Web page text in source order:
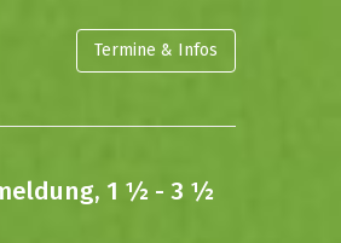
Termine & Infos
1 ½ - 3 ½